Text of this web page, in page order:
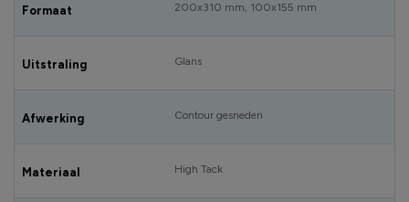
Formaat 200x310 mm, 100x155 mm
Uitstraling Glans
Afwerking Contour gesneden
Materiaal High Tack